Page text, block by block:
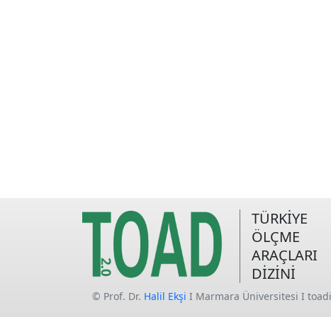
TÜRKİYE
ÖLÇME
ARAÇLARI
DİZİNİ
© Prof. Dr. Halil Ekşi I Marmara Üniversitesi I